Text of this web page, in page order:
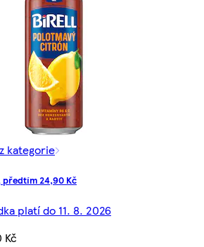
kategorie
předtím 24,90 Kč
platí do 11. 8. 2026
Kč